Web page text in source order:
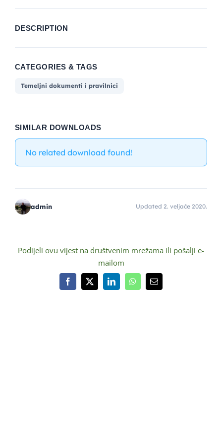
DESCRIPTION
CATEGORIES & TAGS
Temeljni dokumenti i pravilnici
SIMILAR DOWNLOADS
No related download found!
admin Updated 2. veljače 2020.
Podijeli ovu vijest na društvenim mrežama ili pošalji e-
mailom
Facebook
X LinkedInWhatsAppEmail: